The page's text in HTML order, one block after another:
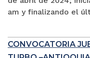
am y finalizando el
CONVOCATORIA